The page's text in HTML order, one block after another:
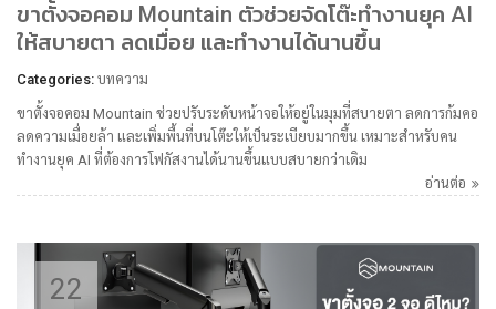
ขาตั้งจอคอม Mountain ตัวช่วยจัดโต๊ะทำงานยุค AI
ให้สบายตา ลดเมื่อย และทำงานได้นานขึ้น
Categories: บทความ
ขาตั้งจอคอม Mountain ช่วยปรับระดับหน้าจอให้อยู่ในมุมที่สบายตา ลดการก้มคอ
ลดความเมื่อยล้า และเพิ่มพื้นที่บนโต๊ะให้เป็นระเบียบมากขึ้น เหมาะสำหรับคน
ทำงานยุค AI ที่ต้องการโฟกัสงานได้นานขึ้นแบบสบายกว่าเดิม
อ่านต่อ
22